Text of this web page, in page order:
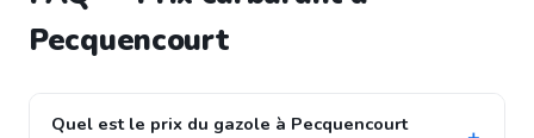
Pecquencourt
Quel est le prix du gazole à Pecquencourt